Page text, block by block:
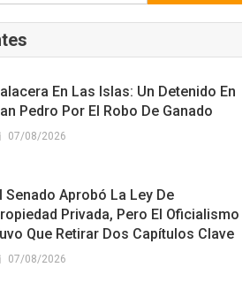
En Las Islas: Un Detenido En
Pedro Por El Robo De Ganado
07/08/2026
Senado Aprobó La Ley De
Privada, Pero El Oficialismo
Que Retirar Dos Capítulos Clave
07/08/2026